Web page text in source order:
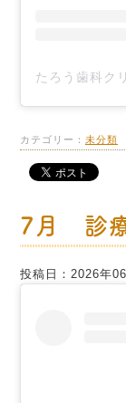
たろう歯科ク
カテゴリー： 未分類
7月 診療
投稿日：2026年